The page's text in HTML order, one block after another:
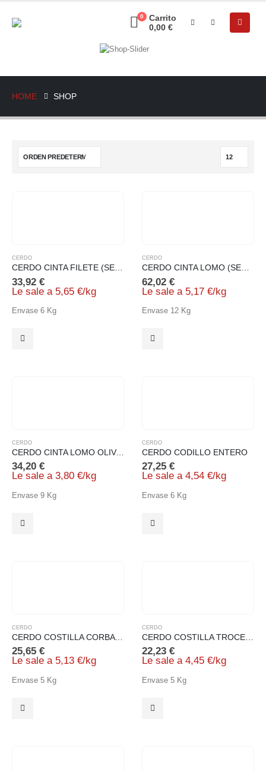
0
Carrito
0,00 €
HOME SHOP
CERDO
33,92 €
Le sale a 5,65 €/kg
Envase 6 Kg
CERDO
62,02 €
Le sale a 5,17 €/kg
Envase 12 Kg
CERDO
CERDO CINTA LOMO OLIVA (SAZ)
34,20 €
Le sale a 3,80 €/kg
Envase 9 Kg
CERDO
CERDO CODILLO ENTERO
27,25 €
Le sale a 4,54 €/kg
Envase 6 Kg
CERDO
CERDO COSTILLA CORBATA
25,65 €
Le sale a 5,13 €/kg
Envase 5 Kg
CERDO
22,23 €
Le sale a 4,45 €/kg
Envase 5 Kg